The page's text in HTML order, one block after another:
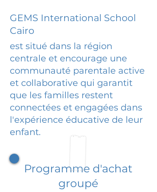
GEMS International School
Cairo
est situé dans la région
centrale et encourage une
communauté parentale active
et collaborative qui garantit
que les familles restent
connectées et engagées dans
l'expérience éducative de leur
enfant.
Programme d'achat
groupé